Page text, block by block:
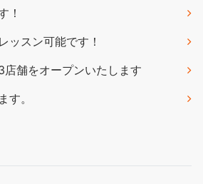
！
ッスン可能です！
舗をオープンいたします
す。